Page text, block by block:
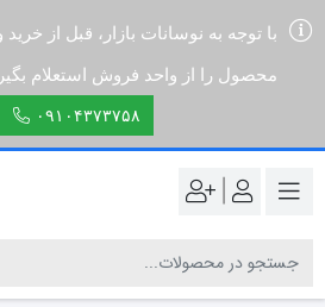
با توجه به نوسانات بازار، قبل از
محصول را از واحد فروش استعلام
۰۹۱۰۴۳۷۳۷۵۸